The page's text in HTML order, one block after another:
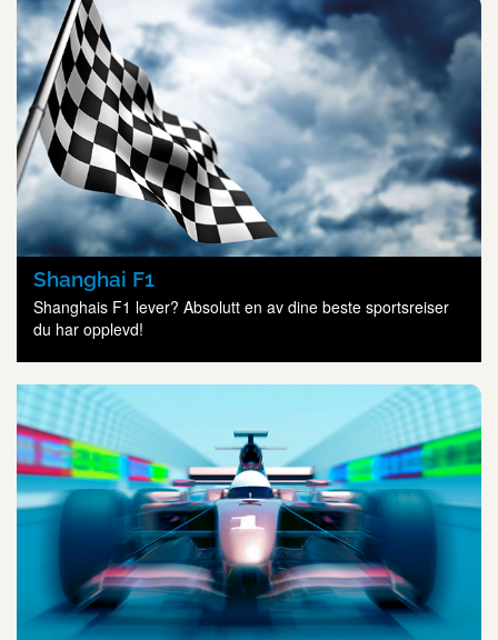
Shanghai F1
Shanghais F1 lever? Absolutt en av dine beste sportsreiser
du har opplevd!